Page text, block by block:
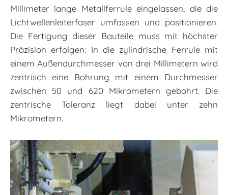
Millimeter lange Metallferrule eingelassen, die die
Lichtwellenleiterfaser umfassen und positionieren.
Die Fertigung dieser Bauteile muss mit höchster
Präzision erfolgen: In die zylindrische Ferrule mit
einem Außendurchmesser von drei Millimetern wird
zentrisch eine Bohrung mit einem Durchmesser
zwischen 50 und 620 Mikrometern gebohrt. Die
zentrische Toleranz liegt dabei unter zehn
Mikrometern.